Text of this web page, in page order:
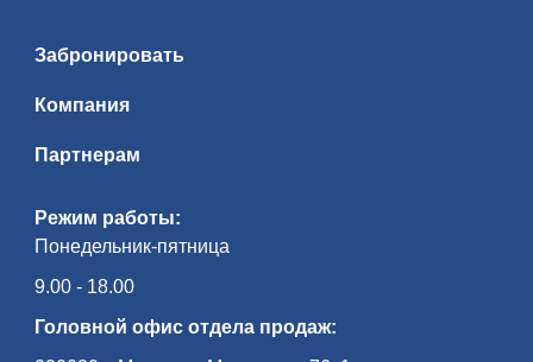
Режим работы:
Понедельник-пятница
9.00 - 18.00
Головной офис отдела продаж:
Забронировать
Компания
Партнерам